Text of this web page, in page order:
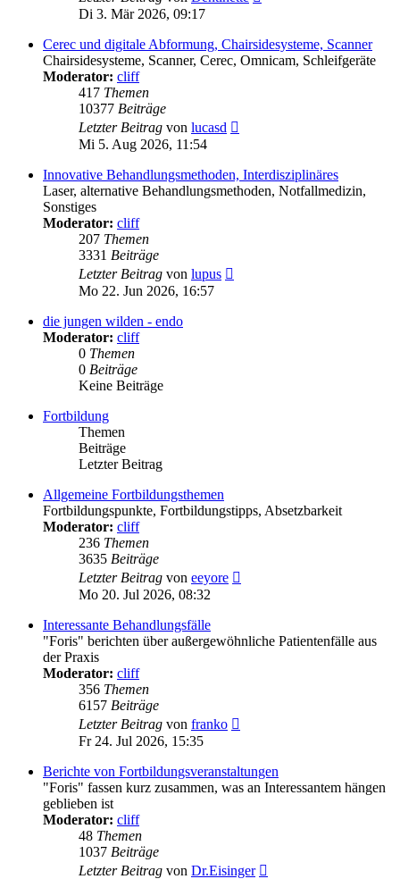
Di 3. Mär 2026, 09:17
Cerec und digitale Abformung, Chairsidesysteme, Scanner
Chairsidesysteme, Scanner, Cerec, Omnicam, Schleifgeräte
Moderator: cliff
417 Themen
10377 Beiträge
Letzter Beitrag von lucasd
Mi 5. Aug 2026, 11:54
Innovative Behandlungsmethoden, Interdisziplinäres
Laser, alternative Behandlungsmethoden, Notfallmedizin,
Sonstiges
Moderator: cliff
207 Themen
3331 Beiträge
Letzter Beitrag von lupus
Mo 22. Jun 2026, 16:57
die jungen wilden - endo
Moderator: cliff
0 Themen
0 Beiträge
Keine Beiträge
Fortbildung
Themen
Beiträge
Letzter Beitrag
Allgemeine Fortbildungsthemen
Fortbildungspunkte, Fortbildungstipps, Absetzbarkeit
Moderator: cliff
236 Themen
3635 Beiträge
Letzter Beitrag von eeyore
Mo 20. Jul 2026, 08:32
Interessante Behandlungsfälle
"Foris" berichten über außergewöhnliche Patientenfälle aus
der Praxis
Moderator: cliff
356 Themen
6157 Beiträge
Letzter Beitrag von franko
Fr 24. Jul 2026, 15:35
Berichte von Fortbildungsveranstaltungen
"Foris" fassen kurz zusammen, was an Interessantem hängen
geblieben ist
Moderator: cliff
48 Themen
1037 Beiträge
Letzter Beitrag von Dr.Eisinger